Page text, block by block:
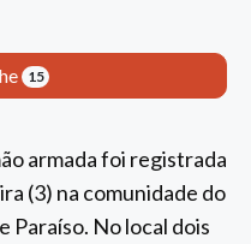
15
armada foi registrada
(3) na comunidade do
Paraíso. No local dois